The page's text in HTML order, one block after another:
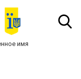
имя